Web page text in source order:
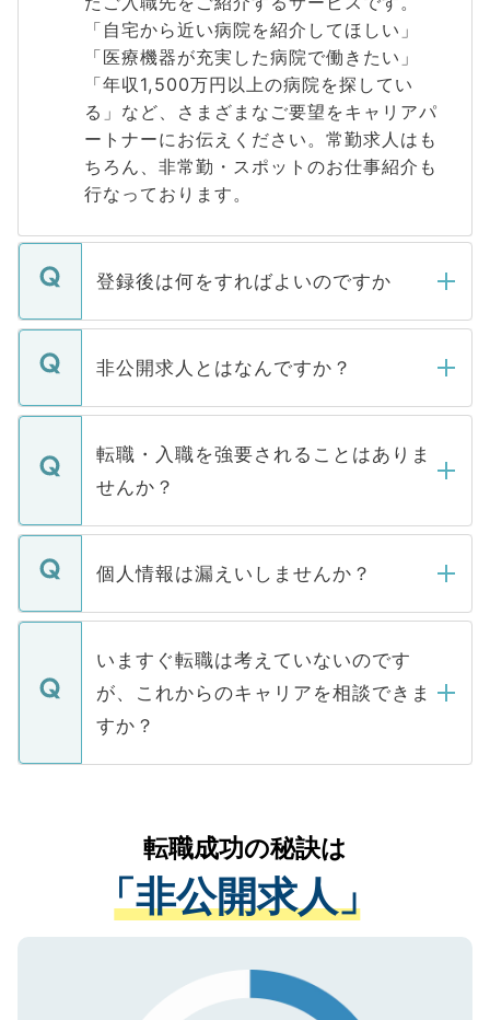
「自宅から近い病院を紹介してほしい」
「医療機器が充実した病院で働きたい」
「年収1,500万円以上の病院を探してい
る」など、さまざまなご要望をキャリアパ
ートナーにお伝えください。常勤求人はも
ちろん、非常勤・スポットのお仕事紹介も
行なっております。
登録後は何をすればよいのですか
ご登録いただきましたら、弊社担当者がご
登録内容を確認し、その後メールもしくは
ます。通常、5営業日以内にはご連絡をせて
いただきますので、しばらくお待ちくださ
非公開求人とはなんですか？
マイナビDOCTORで取り扱っている求人の
うち約3割は、Webサイトからご覧いただ
けない「非公開求人」です。非公開求人は
下記の理由によって、一般には公開してい
ません。
■応募殺到を避けるため 人気のある医療機
関を公にしてしまうと、応募が殺到する場
に、医療機関が求める条件に合った人材の
みを人材紹介会社に依頼するケースが増え
ています。
転職・入職を強要されることはありま
せんか？
転職・入職を強要することは一切ありませ
ん。また、仮に応募先から内定をいただい
定を承諾する必要はありません。内定先へ
の辞退の連絡はキャリアパートナーが行い
個人情報は漏えいしませんか？
個人情報が漏えいすることはありませんの
で、ご安心ください。当サイトからの登録
などで収集したご登録者様の個人情報は、
ご本人のキャリアアップおよび転職活動の
支援を目的に使用いたします。お預かりし
ているすべての個人データはご本人の許可
は、個人情報の取り扱いについての厳密な
管理基準を満たした事業者のみに付与され
る、プライバシーマークを取得済みです。
で、機密保持に関してもご安心ください。
いますぐ転職は考えていないのです
が、これからのキャリアを相談できま
すか？
かがいして、現在の医療機関の状況や紹介
経験をまじえながら、適切なアドバイスを
させていただきます。すぐにご転職をされ
ない方には、長期的なサポートが可能です
ので、まずはご登録ください。
転職成功の秘訣は
「非公開求人」